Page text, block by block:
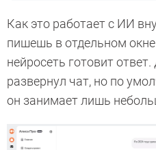
Как это работает с ИИ
пишешь в отдельном
нейросеть готовит
развернул чат, но по
он занимает лишь